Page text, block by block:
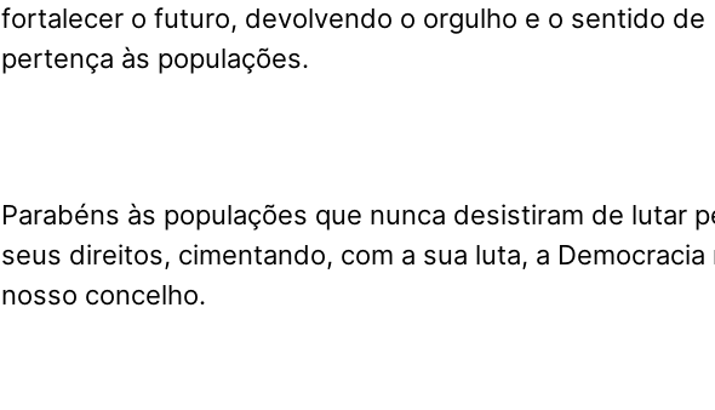
fortalecer o futuro, devolvendo o orgulho e o sentido de
pertença às populações.
Parabéns às populações que nunca desistiram de lutar
seus direitos, cimentando, com a sua luta, a Democracia
nosso concelho.